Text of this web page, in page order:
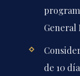
de 10